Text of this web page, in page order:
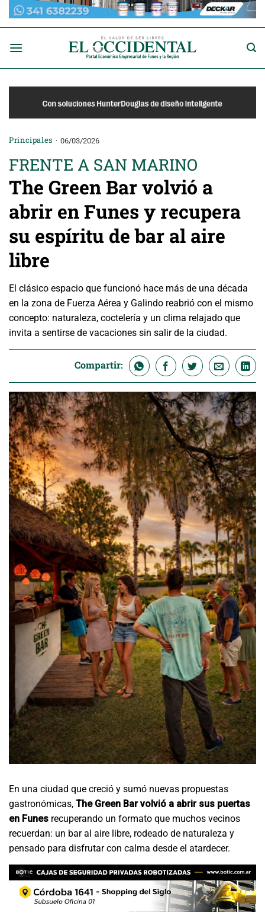
Saltar
Principales 06/03/2026
FRENTE A SAN MARINO
The Green Bar volvió a
abrir en Funes y recupera
su espíritu de bar al aire
libre
El clásico espacio que funcionó hace más de una década
en la zona de Fuerza Aérea y Galindo reabrió con el mismo
concepto: naturaleza, coctelería y un clima relajado que
invita a sentirse de vacaciones sin salir de la ciudad.
Compartir:
En una ciudad que creció y sumó nuevas propuestas
gastronómicas, The Green Bar volvió a abrir sus puertas
en Funes recuperando un formato que muchos vecinos
recuerdan: un bar al aire libre, rodeado de naturaleza y
pensado para disfrutar con calma desde el atardecer.